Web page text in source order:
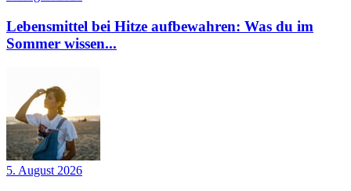
Lebensmittel bei Hitze aufbewahren: Was du im
Sommer wissen...
5. August 2026